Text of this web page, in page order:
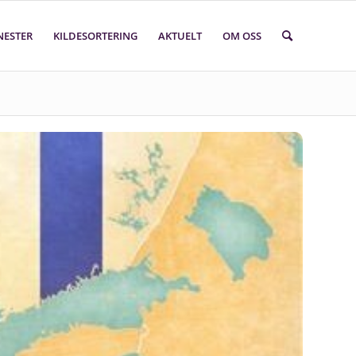
KILDESORTERING AKTUELT OM OSS
Søk i faktasider